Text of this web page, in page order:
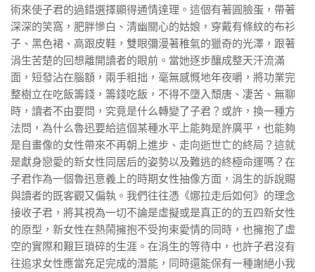
術來使子君的過錯選擇顯得通情達理。這個有著圓臉蛋，帶著
深深的笑窩，肥胖慘白、清幽關心的姑娘，穿戴有條紋的布衫
子、黑色裙、高跟皮鞋，雙眼彌漫著稚氣的獵奇的光澤，跟著
涓生苦楚的回想離開讀者的眼前。當她逐步釀成整天汗流滿
面，短發沾在腦額，兩手粗拙，毫無感慨地年夜嚼，將功業完
整樹立在吃飯籌錢，籌錢吃飯，不得不墮入頹唐、凄苦、無聊
時，讀者不由要問，究竟是什么轉變了子君？或許，換一種方
法問，為什么魯迅要給這個某種水平上能夠是許廣平，也能夠
是自畫像的女性帶來不再朝上進步、走向逝世亡的終局？這就
是獻身戀愛的新女性同居后的姿勢以及難逃的終極命運嗎？在
子君作為一個魯迅意義上的時期女性抽像方面，涓生的訴說賜
與讀者的既客觀又偏執。我們往往憑《娜拉走后如何》的理念
接收子君，將其視為一切不論是虛擬或是真正的的五四新女性
的原型，新女性在熱鬧擁抱不受拘束愛情的同時，也擁抱了虛
空的實際和艱巨瑣碎的生涯。在涓生的等待中，也許子君沒有
往追求女性應當充足完成的潛能，同時還能保有一種謝絕小我